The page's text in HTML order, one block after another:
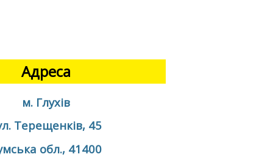
Адреса
м. Глухів
Терещенків, 45
обл., 41400